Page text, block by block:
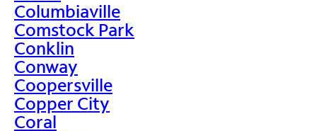
Columbiaville
Comstock Park
Conklin
Conway
Coopersville
Copper City
Coral